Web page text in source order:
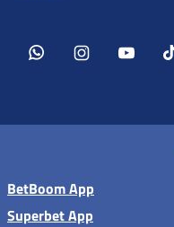
BetBoom App
Superbet App